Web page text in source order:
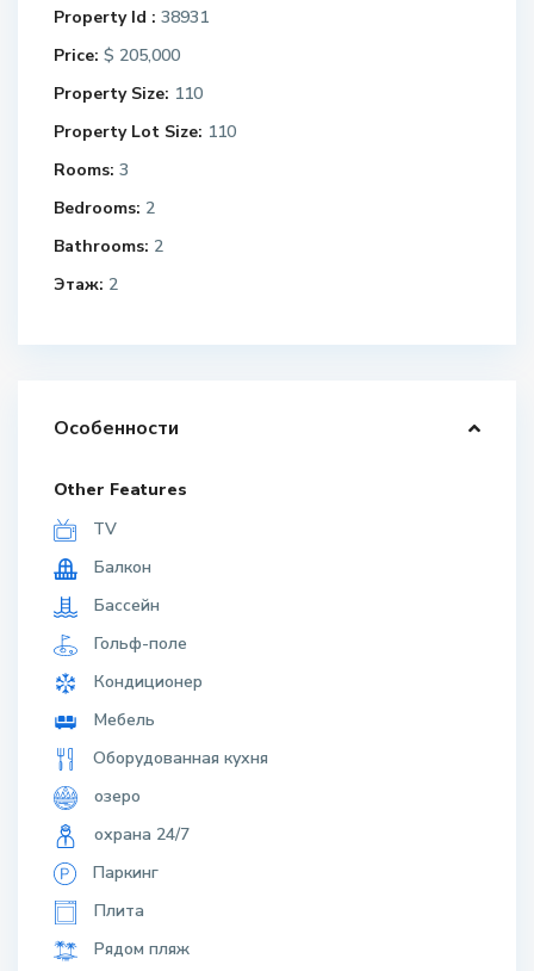
Property Id : 38931
Price: $ 205,000
Property Size: 110
Property Lot Size: 110
Rooms: 3
Bedrooms: 2
Bathrooms: 2
Этаж: 2
Особенности
Other Features
TV
Балкон
Бассейн
Гольф-поле
Кондиционер
Мебель
Оборудованная кухня
озеро
охрана 24/7
Паркинг
Плита
Рядом пляж